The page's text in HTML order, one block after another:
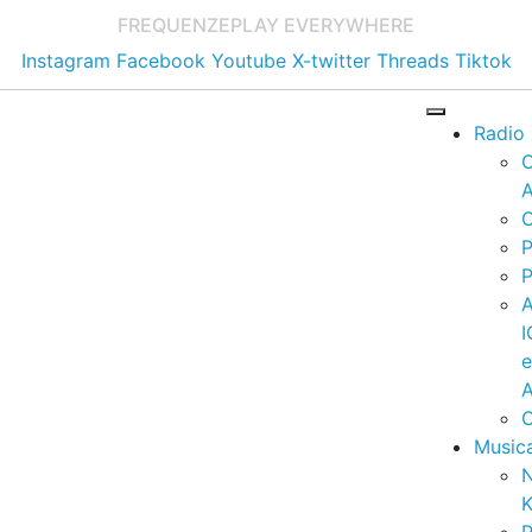
FREQUENZEPLAY EVERYWHERE
Instagram Facebook Youtube X-twitter Threads Tiktok
Radio
e